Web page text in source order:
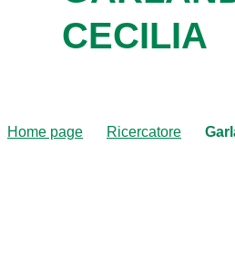
CECILIA
Home page Ricercatore